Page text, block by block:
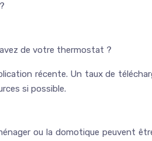
de votre thermostat ?
récente. Un taux de
si possible.
ou la domotique peuvent